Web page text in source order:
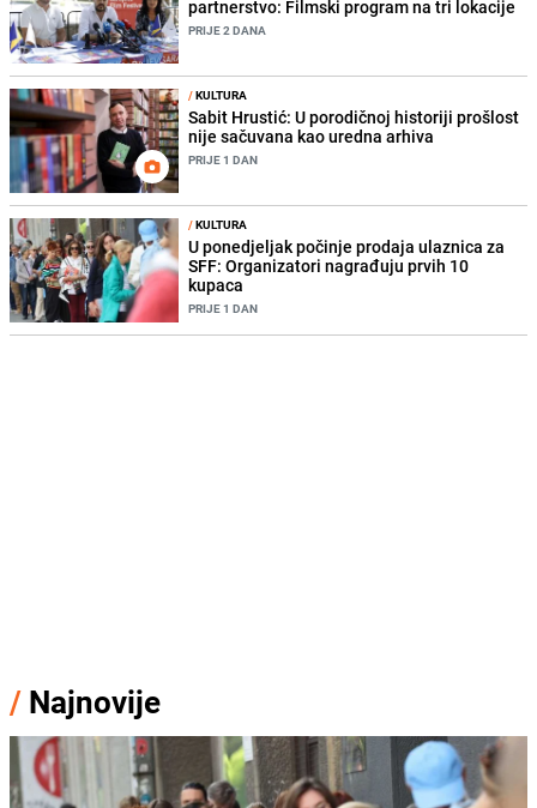
partnerstvo: Filmski program na tri lokacije
PRIJE 2 DANA
/KULTURA
Sabit Hrustić: U porodičnoj historiji prošlost
nije sačuvana kao uredna arhiva
PRIJE 1 DAN
/KULTURA
U ponedjeljak počinje prodaja ulaznica za
SFF: Organizatori nagrađuju prvih 10
kupaca
PRIJE 1 DAN
/ Najnovije